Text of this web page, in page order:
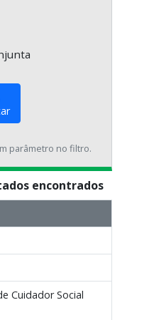
parâmetro no filtro.
encontrados
Cuidador Social